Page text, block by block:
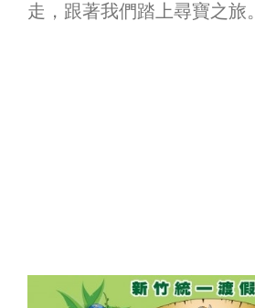
走，跟著我們踏上尋寶之旅。